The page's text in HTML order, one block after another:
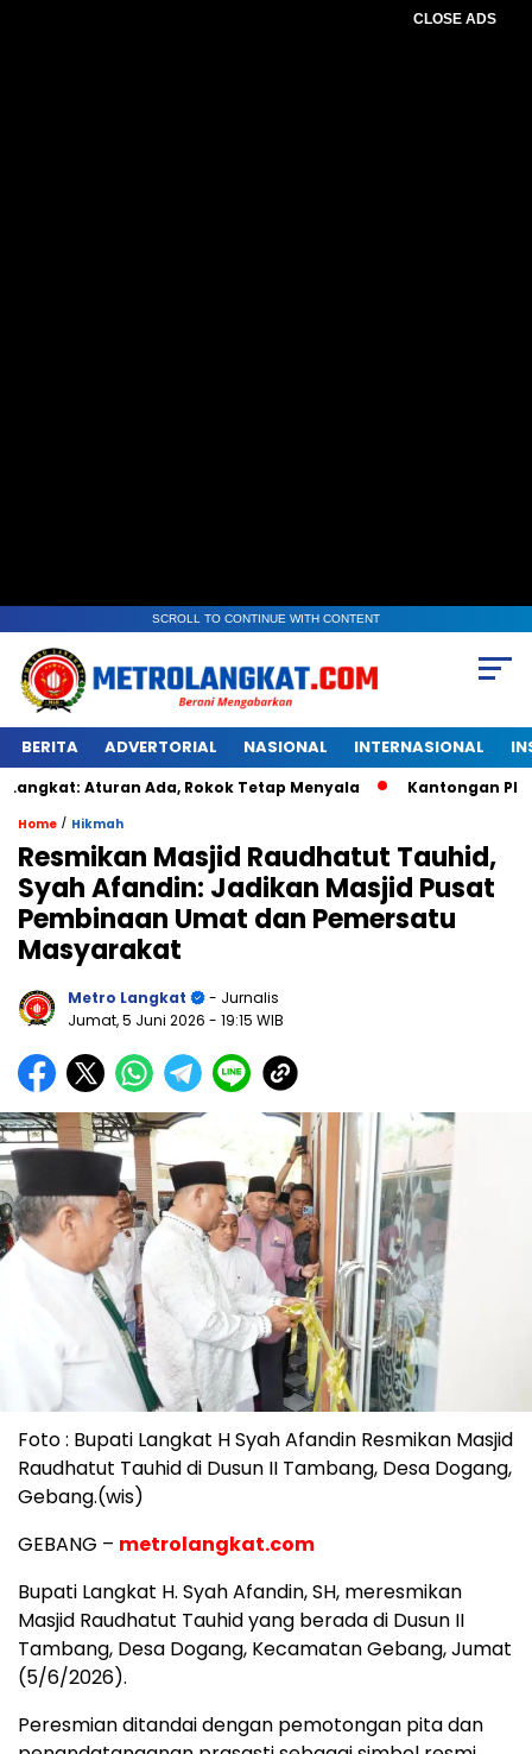
CLOSE ADS
SCROLL TO CONTINUE WITH CONTENT
BERITA ADVERTORIAL NASIONAL INTERNASIONAL
Rokok Tetap Menyala Kantongan Plastik Berwarna
Home / Hikmah
Resmikan Masjid Raudhatut Tauhid,
Syah Afandin: Jadikan Masjid Pusat
Pembinaan Umat dan Pemersatu
Masyarakat
Metro Langkat
- Jurnalis
Jumat, 5 Juni 2026 - 19:15 WIB
Foto : Bupati Langkat H Syah Afandin Resmikan Masjid
Raudhatut Tauhid di Dusun II Tambang, Desa Dogang,
Gebang.(wis)
GEBANG – metrolangkat.com
Bupati Langkat H. Syah Afandin, SH, meresmikan
Masjid Raudhatut Tauhid yang berada di Dusun II
Tambang, Desa Dogang, Kecamatan Gebang, Jumat
(5/6/2026).
Peresmian ditandai dengan pemotongan pita dan